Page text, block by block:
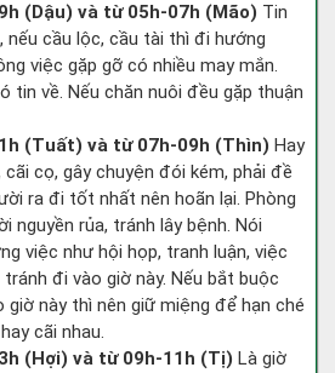
(Dậu) và từ 05h-07h (Mão) Tin
nếu cầu lộc, cầu tài thì đi hướng
việc gặp gỡ có nhiều may mắn.
tin về. Nếu chăn nuôi đều gặp thuận
(Tuất) và từ 07h-09h (Thìn) Hay
cãi cọ, gây chuyện đói kém, phải đề
ra đi tốt nhất nên hoãn lại. Phòng
nguyền rủa, tránh lây bệnh. Nói
việc như hội họp, tranh luận, việc
tránh đi vào giờ này. Nếu bắt buộc
giờ này thì nên giữ miệng để hạn ché
cãi nhau.
(Hợi) và từ 09h-11h (Tị) Là giờ